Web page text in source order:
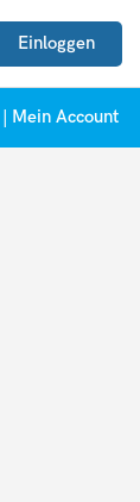
Einloggen
Mein Account